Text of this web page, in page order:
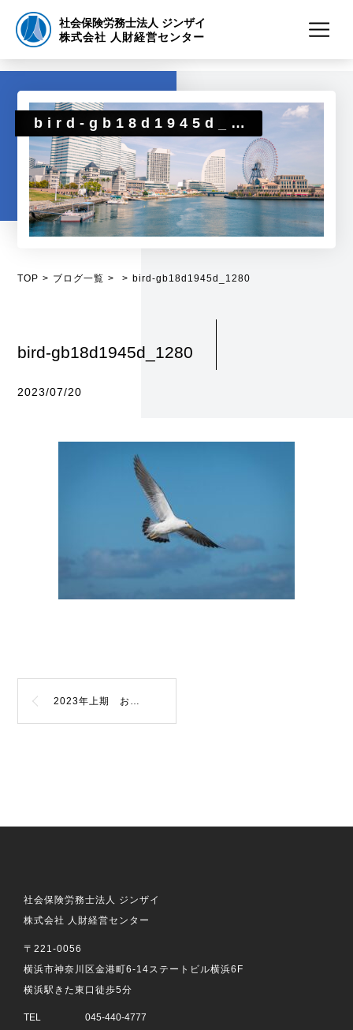
社会保険労務士法人 ジンザイ
株式会社 人財経営センター
bird-gb18d1945d_1280
TOP ブログ一覧 bird-gb18d1945d_1280
bird-gb18d1945d_1280
2023/07/20
2023年上期 お問合せランキング
社会保険労務士法人 ジンザイ
株式会社 人財経営センター
〒221-0056
横浜市神奈川区金港町6-14ステートビル横浜6F
横浜駅きた東口徒歩5分
TEL
045-440-4777